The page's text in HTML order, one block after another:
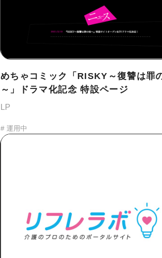
めちゃコミック「RISKY～復讐は罪
～」ドラマ化記念 特設ページ
LP
# 運用中